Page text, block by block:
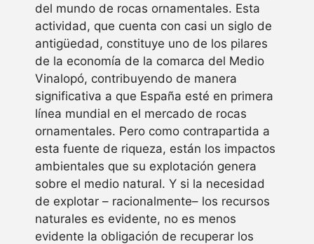
del mundo de rocas ornamentales. Esta
actividad, que cuenta con casi un siglo de
antigüedad, constituye uno de los pilares
de la economía de la comarca del Medio
Vinalopó, contribuyendo de manera
significativa a que España esté en primera
línea mundial en el mercado de rocas
ornamentales. Pero como contrapartida a
esta fuente de riqueza, están los impactos
ambientales que su explotación genera
sobre el medio natural. Y si la necesidad
de explotar – racionalmente– los recursos
naturales es evidente, no es menos
evidente la obligación de recuperar los